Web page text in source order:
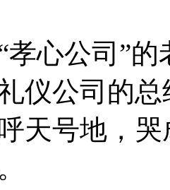
心公司”的
公司的总
天号地，